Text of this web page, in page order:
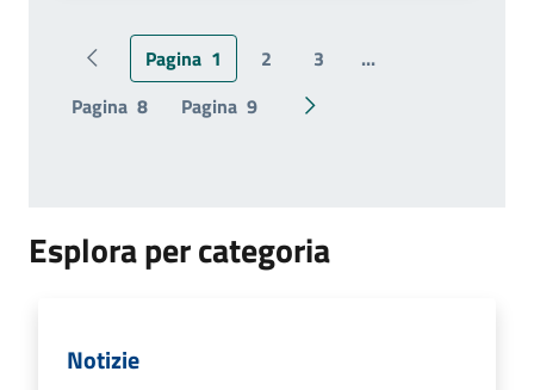
Pagina precedente
Pagina 1 2 3
...
Pagina 8 Pagina 9 Pagina successiva
Esplora per categoria
Notizie